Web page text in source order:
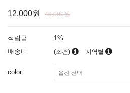
12,000원 48,000원
적립금
1%
배송비
(조건) 지역별
color